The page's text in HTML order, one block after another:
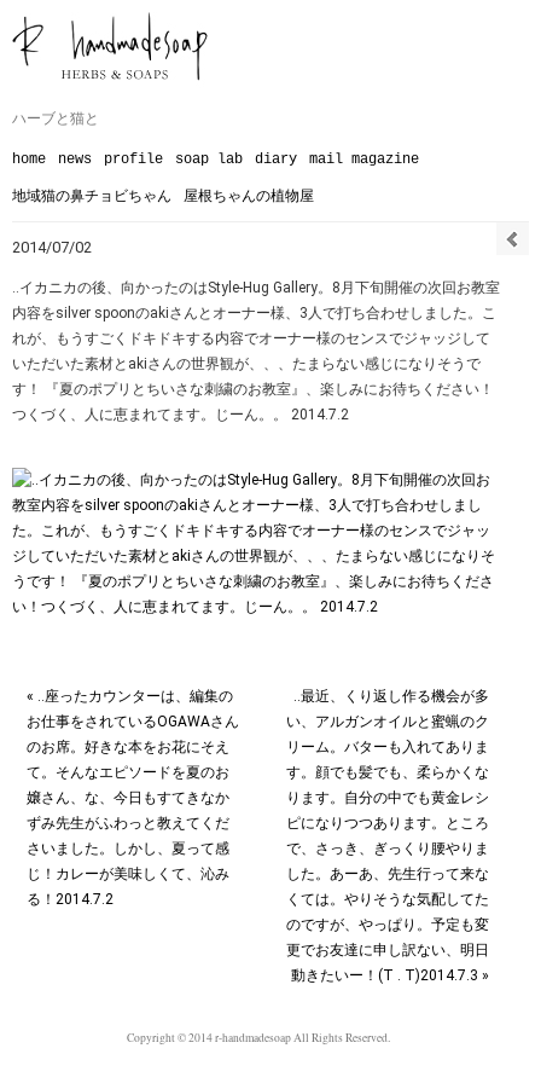
ハーブと猫と
home news profile soap lab diary mail magazine
地域猫の鼻チョビちゃん 屋根ちゃんの植物屋
2014/07/02
‥イカニカの後、向かったのはStyle-Hug Gallery。8月下旬開催の次回お教室
内容をsilver spoonのakiさんとオーナー様、3人で打ち合わせしました。こ
れが、もうすごくドキドキする内容でオーナー様のセンスでジャッジして
いただいた素材とakiさんの世界観が、、、たまらない感じになりそうで
す！ 『夏のポプリとちいさな刺繍のお教室』、楽しみにお待ちください！
つくづく、人に恵まれてます。じーん。。 2014.7.2
« ‥座ったカウンターは、編集の
お仕事をされているOGAWAさん
のお席。好きな本をお花にそえ
て。そんなエピソードを夏のお
嬢さん、な、今日もすてきなか
ずみ先生がふわっと教えてくだ
さいました。しかし、夏って感
じ！カレーが美味しくて、沁み
る！2014.7.2
‥最近、くり返し作る機会が多
い、アルガンオイルと蜜蝋のク
リーム。バターも入れてありま
す。顔でも髪でも、柔らかくな
ります。自分の中でも黄金レシ
ピになりつつあります。ところ
で、さっき、ぎっくり腰やりま
した。あーあ、先生行って来な
くては。やりそうな気配してた
のですが、やっぱり。予定も変
更でお友達に申し訳ない、明日
動きたいー！(T . T)2014.7.3 »
Copyright © 2014 r-handmadesoap All Rights Reserved.